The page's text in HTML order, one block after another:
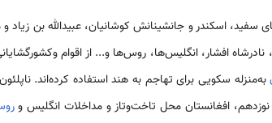
اسکندر و جانشینانش کوشانیان، عبیدالله بن زیاد
نادرشاه افشار، انگلیس‌ها، روس‌ها و... از اقوام
به‌منزله سکویی برای تهاجم به هند استفاده کرده‌اند.
افغانستان محل تاخت‌وتاز و مداخلات انگلیس و